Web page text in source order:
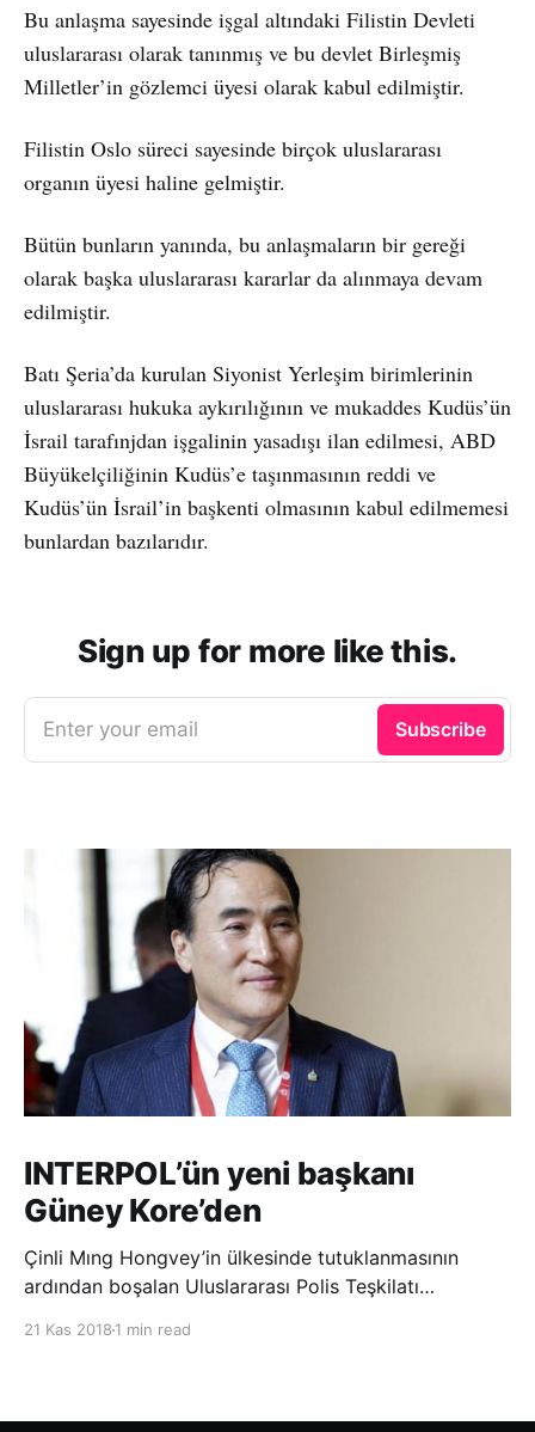
Bu anlaşma sayesinde işgal altındaki Filistin Devleti
uluslararası olarak tanınmış ve bu devlet Birleşmiş
Milletler’in gözlemci üyesi olarak kabul edilmiştir.
Filistin Oslo süreci sayesinde birçok uluslararası
organın üyesi haline gelmiştir.
Bütün bunların yanında, bu anlaşmaların bir gereği
olarak başka uluslararası kararlar da alınmaya devam
edilmiştir.
Batı Şeria’da kurulan Siyonist Yerleşim birimlerinin
uluslararası hukuka aykırılığının ve mukaddes Kudüs’ün
İsrail tarafınjdan işgalinin yasadışı ilan edilmesi, ABD
Büyükelçiliğinin Kudüs’e taşınmasının reddi ve
Kudüs’ün İsrail’in başkenti olmasının kabul edilmemesi
bunlardan bazılarıdır.
Sign up for more like this.
Enter your email Subscribe
INTERPOL’ün yeni başkanı
Güney Kore’den
Çinli Mıng Hongvey’in ülkesinde tutuklanmasının
ardından boşalan Uluslararası Polis Teşkilatı
21 Kas 2018 1 min read